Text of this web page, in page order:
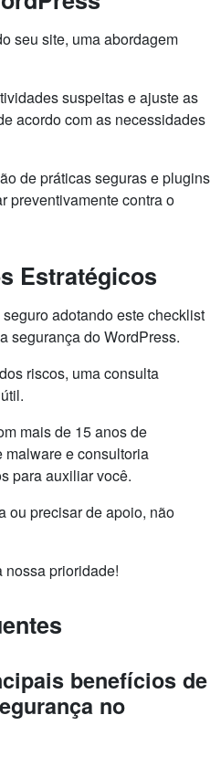
seu site, uma abordagem
suspeitas e ajuste as
acordo com as necessidades
de práticas seguras e plugins
preventivamente contra o
Estratégicos
adotando este checklist
segurança do WordPress.
riscos, uma consulta
mais de 15 anos de
malware e consultoria
para auxiliar você.
ou precisar de apoio, não
nossa prioridade!
benefícios de
no